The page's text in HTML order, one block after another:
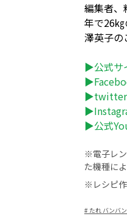
編集者、
年で26
澤英子の
▶公式サ
▶twitter
▶公式
※電子レ
た機種に
※レシピ作
# たれ バンバ